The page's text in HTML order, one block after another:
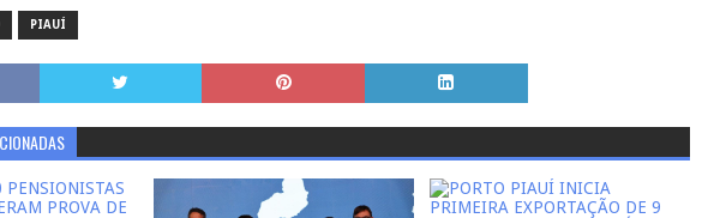
PIAUÍ